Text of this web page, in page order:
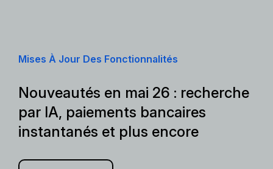
Mises À Jour Des Fonctionnalités
Nouveautés en mai 26 : recherche
par IA, paiements bancaires
instantanés et plus encore